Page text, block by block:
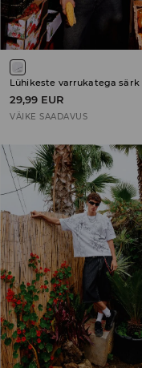
Lühikeste varrukatega särk
29,99 EUR
VÄIKE SAADAVUS